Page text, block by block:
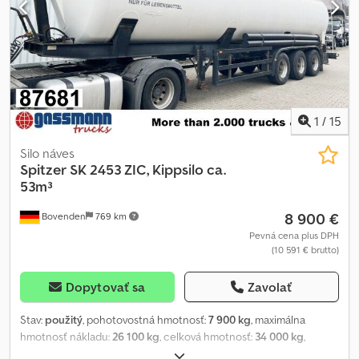
1 / 15
Bovenden 769 km
Silo náves
Spitzer SK 2453 ZIC, Kippsilo ca.
53m³
8 900 €
Pevná cena plus DPH
(10 591 € brutto)
Dopytovať sa Zavolať
Stav: použitý, pohotovostná hmotnosť:7 900 kg, maximálna
hmotnosť nákladu:26 100 kg, celková hmotnosť: 34 000 kg,
, prvá registrácia: